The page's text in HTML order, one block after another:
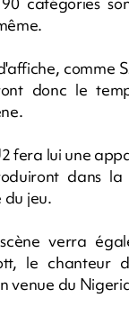
comme
donc le
fera lui une
dans la
du jeu.
verra
le chanteur
venue du